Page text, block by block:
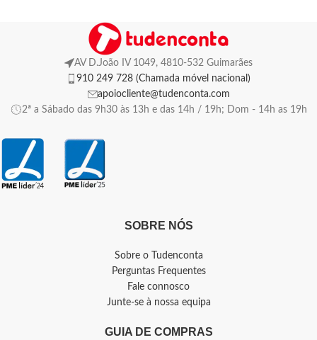
AV D.João IV 1049, 4810-532 Guimarães
910 249 728 (Chamada móvel nacional)
apoiocliente@tudenconta.com
2ª a Sábado das 9h30 às 13h e das 14h / 19h; Dom - 14h as 19h
SOBRE NÓS
Sobre o Tudenconta
Perguntas Frequentes
Fale connosco
Junte-se à nossa equipa
GUIA DE COMPRAS